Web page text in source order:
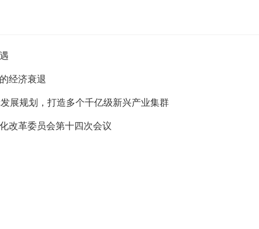
经济衰退
展规划，打造多个千亿级新兴产业集群
改革委员会第十四次会议